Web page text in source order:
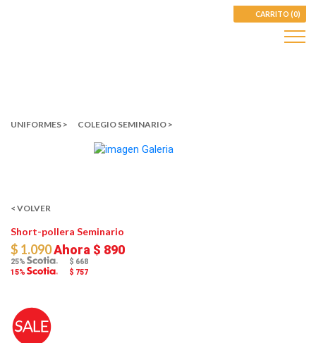
CARRITO (0)
UNIFORMES > COLEGIO SEMINARIO >
< VOLVER
Short-pollera Seminario
$ 1.090Ahora $ 890
25%
$ 668
15%
$ 757